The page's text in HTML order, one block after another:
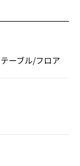
ーブル/フロア